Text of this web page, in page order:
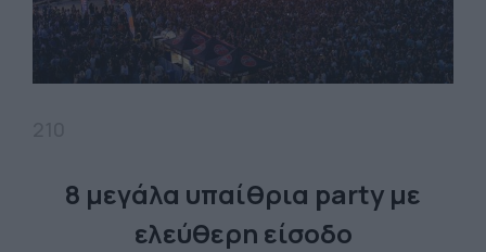
8 μεγάλα υπαίθρια party με
ελεύθερη είσοδο